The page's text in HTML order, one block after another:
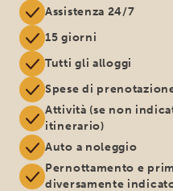
Assistenza 24/7
15 giorni
Tutti gli alloggi
Spese di
Attività (se non
itinerario)
Auto a noleggio
Pernottamento e
diversamente